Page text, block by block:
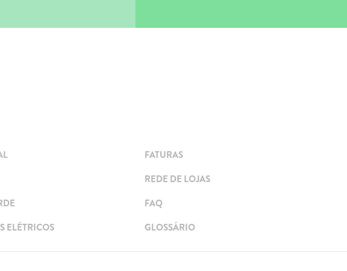
ELÉTRICOS
FATURAS
REDE DE LOJAS
FAQ
GLOSSÁRIO